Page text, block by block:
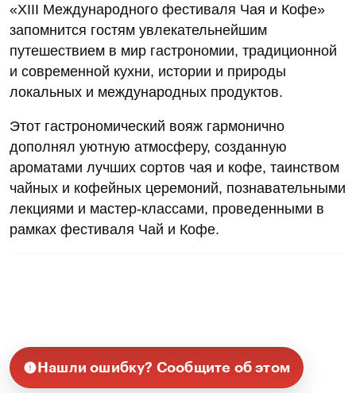
«ХIII Международного фестиваля Чая и Кофе»
запомнится гостям увлекательнейшим
путешествием в мир гастрономии, традиционной
и современной кухни, истории и природы
локальных и международных продуктов.
Этот гастрономический вояж гармонично
дополнял уютную атмосферу, созданную
ароматами лучших сортов чая и кофе, таинством
чайных и кофейных церемоний, познавательными
лекциями и мастер-классами, проведенными в
рамках фестиваля Чай и Кофе.
Нашли ошибку? Сообщите об этом